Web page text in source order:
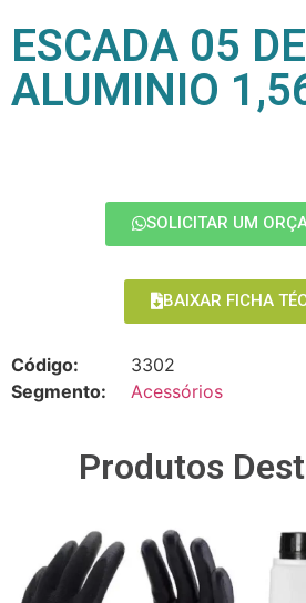
ESCADA 05
ALUMINIO
SOLICITAR UM
BAIXAR FICHA
Código:
3302
Segmento:
Acessórios
Produtos